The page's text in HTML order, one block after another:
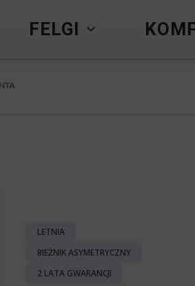
FELGI
LETNIA
BIEŻNIK ASYMETRYCZNY
2 LATA GWARANCJI